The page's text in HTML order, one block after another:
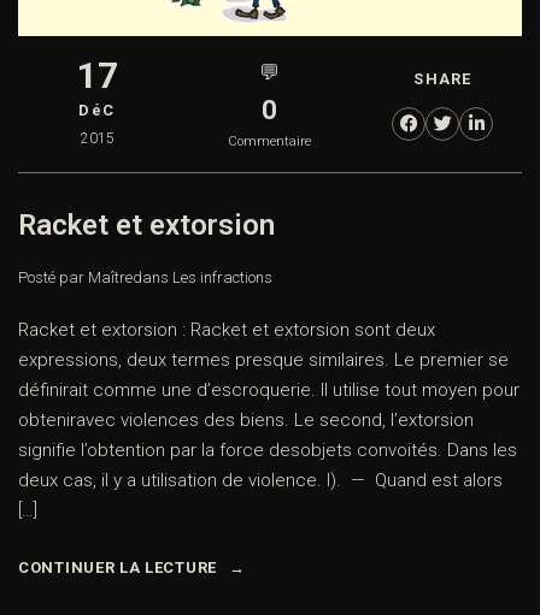
17
DéC
2015
💬
0
Commentaire
SHARE
Racket et extorsion
Posté par Maîtredans Les infractions
Racket et extorsion : Racket et extorsion sont deux
expressions, deux termes presque similaires. Le premier se
définirait comme une d’escroquerie. Il utilise tout moyen pour
obteniravec violences des biens. Le second, l’extorsion
signifie l’obtention par la force desobjets convoités. Dans les
deux cas, il y a utilisation de violence. I). — Quand est alors
[…]
CONTINUER LA LECTURE